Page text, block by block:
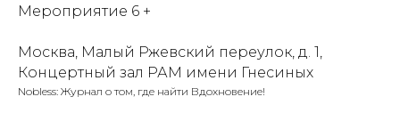
Мероприятие 6 +
Москва, Малый Ржевский переулок, д. 1,
Концертный зал РАМ имени Гнесиных
Nobless: Журнал о том, где найти Вдохновение!